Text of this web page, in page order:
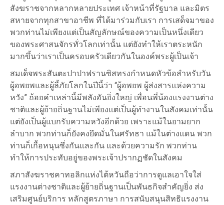
สังฆราชจากหลากหลายประเทศ เจ้าหน้าที่รัฐบาล และมิตร
สหายจากทุกสาขาอาชีพ ที่ได้มาร่วมกับเรา การเสด็จมาของ
พวกท่านไม่เพียงแต่เป็นสัญลักษณ์ของความเป็นหนึ่งเดียว
ของพระศาสนจักรทั่วโลกเท่านั้น แต่ยังทำให้เราตระหนัก
มากขึ้นว่าเราเป็นครอบครัวเดียวกันในองค์พระผู้เป็นเจ้า
สมเด็จพระสันตะปาปาฟรานซิสทรงกำหนดหัวข้อสำหรับวัน
ผู้อพยพและผู้ลี้ภัยโลกในปีนี้ว่า “ผู้อพยพ ผู้ส่งสารแห่งความ
หวัง” ถ้อยคำเหล่านี้มีพลังอันยิ่งใหญ่ เพื่อนพี่น้องแรงงานต่าง
ชาติและผู้ย้ายถิ่นฐานไม่เพียงแต่เป็นผู้ทำงานในสังคมเท่านั้น
แต่ยังเป็นผู้แบกรับความหวังอีกด้วย เพราะแม้ในยามยาก
ลำบาก พวกท่านก็ยังคงยึดมั่นในศรัทธา แม้ในต่างแดน พวก
ท่านก็เกื้อหนุนซึ่งกันและกัน และด้วยความรัก พวกท่าน
ทำให้การประทับอยู่ของพระเจ้าปรากฏชัดในสังคม
สภาสังฆราชคาทอลิกแห่งไต้หวันถือว่าการดูแลเอาใจใส่
แรงงานต่างชาติและผู้ย้ายถิ่นฐานเป็นพันธกิจสำคัญยิ่ง ส่ง
เสริมศูนย์บริการ หลักสูตรภาษา การสนับสนุนสิทธิแรงงาน